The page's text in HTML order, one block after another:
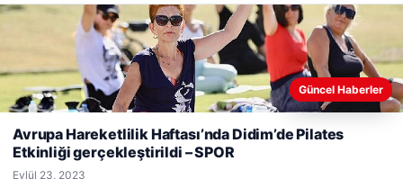
Prenses Night Club
Nisan 29, 2026
© 2026 Laf Gazetesi
Web sitemizi nasıl kullandığınızı daha iyi anlayabilmek,
kullanıyoruz.Çerez Politikamız
Reddet Kabul Et
Güncel Haberler
Avrupa Hareketlilik Haftası’nda Didim’de Pilates
Etkinliği gerçekleştirildi – SPOR
Eylül 23, 2023